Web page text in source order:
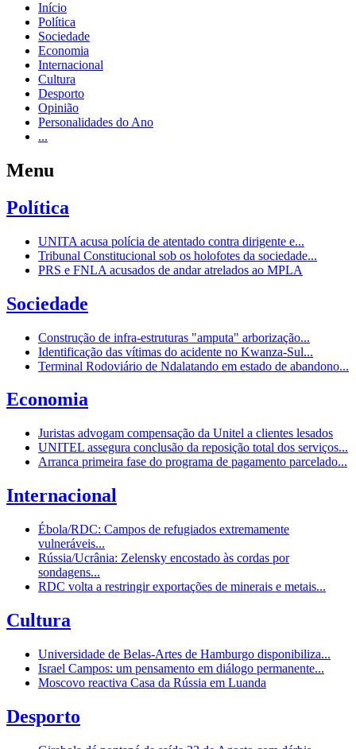
Início
Política
Sociedade
Economia
Internacional
Cultura
Desporto
Opinião
Personalidades do Ano
...
Menu
Política
UNITA acusa polícia de atentado contra dirigente e...
Tribunal Constitucional sob os holofotes da sociedade...
PRS e FNLA acusados de andar atrelados ao MPLA
Sociedade
Construção de infra-estruturas "amputa" arborização...
Identificação das vítimas do acidente no Kwanza-Sul...
Terminal Rodoviário de Ndalatando em estado de abandono...
Economia
Juristas advogam compensação da Unitel a clientes lesados
UNITEL assegura conclusão da reposição total dos serviços...
Arranca primeira fase do programa de pagamento parcelado...
Internacional
Ébola/RDC: Campos de refugiados extremamente
vulneráveis...
Rússia/Ucrânia: Zelensky encostado às cordas por
sondagens...
RDC volta a restringir exportações de minerais e metais...
Cultura
Universidade de Belas-Artes de Hamburgo disponibiliza...
Israel Campos: um pensamento em diálogo permanente...
Moscovo reactiva Casa da Rússia em Luanda
Desporto